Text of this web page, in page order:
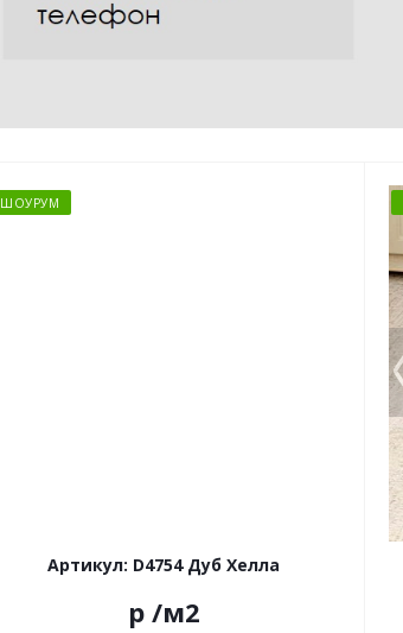
ШОУРУМ
Артикул: D4754 Дуб Хелла
р /м2